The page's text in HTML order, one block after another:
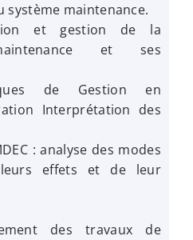
système maintenance.
et gestion de la
et ses
de Gestion en
Interprétation des
: analyse des modes
effets et de leur
des travaux de